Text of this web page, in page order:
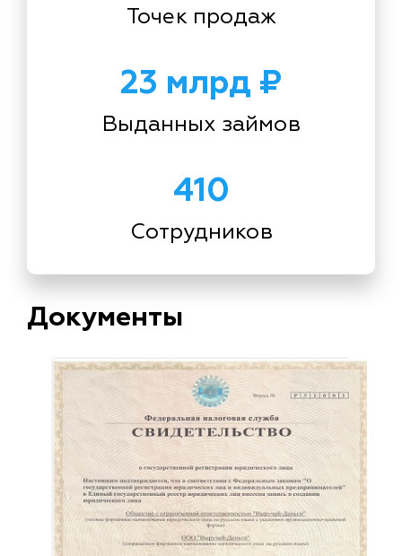
Точек продаж
23 млрд ₽
Выданных займов
410
Сотрудников
Документы